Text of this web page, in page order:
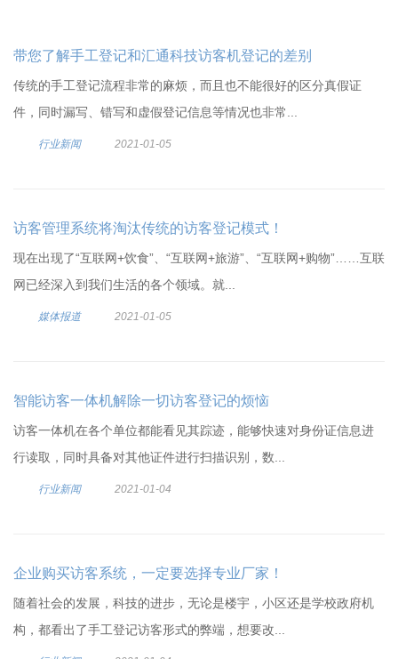
带您了解手工登记和汇通科技访客机登记的差别
传统的手工登记流程非常的麻烦，而且也不能很好的区分真假证
件，同时漏写、错写和虚假登记信息等情况也非常...
行业新闻 2021-01-05
访客管理系统将淘汰传统的访客登记模式！
现在出现了“互联网+饮食”、“互联网+旅游”、“互联网+购物”……互联
网已经深入到我们生活的各个领域。就...
媒体报道 2021-01-05
智能访客一体机解除一切访客登记的烦恼
访客一体机在各个单位都能看见其踪迹，能够快速对身份证信息进
行读取，同时具备对其他证件进行扫描识别，数...
行业新闻 2021-01-04
企业购买访客系统，一定要选择专业厂家！
随着社会的发展，科技的进步，无论是楼宇，小区还是学校政府机
构，都看出了手工登记访客形式的弊端，想要改...